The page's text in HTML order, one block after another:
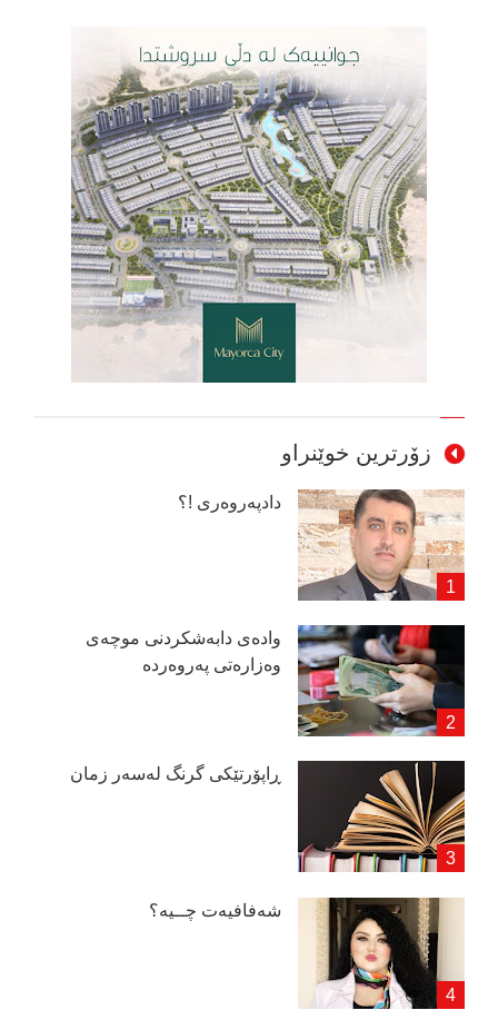
زۆرترین خوێنراو
دادپەروەری !؟
وادەی دابەشكردنی موچەی
وەزارەتی پەروەردە
ڕاپۆرتێكی گرنگ لەسەر زمان
شەفافیەت چــیە؟